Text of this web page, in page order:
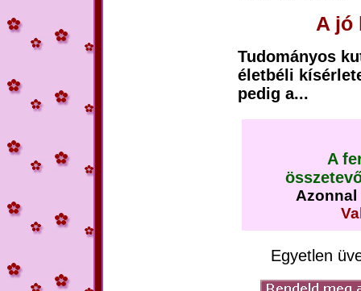
A jó
Tudományos
életbéli
pedig a...
A
Azonnal
Egyetlen